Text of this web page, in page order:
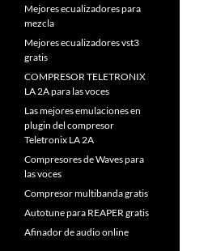
Mejores ecualizadores para
mezcla
Mejores ecualizadores vst3
gratis
COMPRESOR TELETRONIX
LA 2A para las voces
Las mejores emulaciones en
plugin del compresor
Teletronix LA 2A
Compresores de Waves para
las voces
Compresor multibanda gratis
Autotune para REAPER gratis
Afinador de audio online